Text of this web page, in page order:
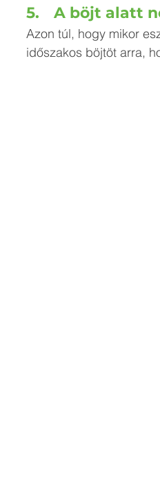
5.	A böjt
Azon túl, hogy mikor
időszakos böjtöt arra,